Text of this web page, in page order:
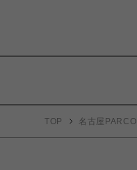
TOP 名古屋PARCO